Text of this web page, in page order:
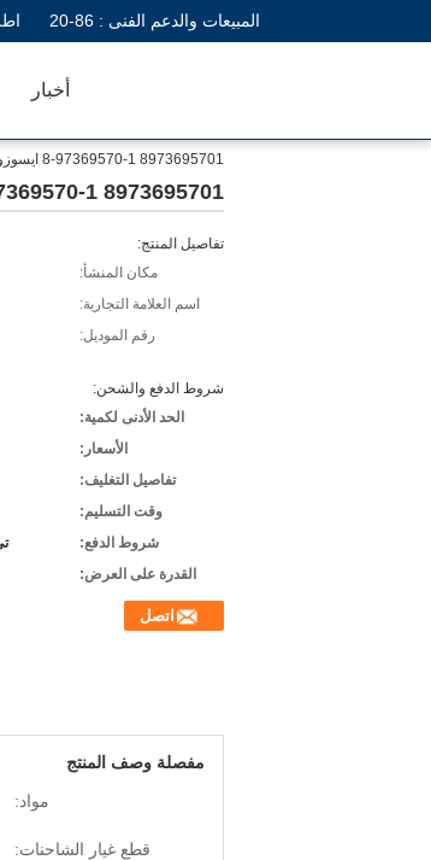
المبيعات والدعم الفنى : 86-20
أخبار
8973695701 8-97369570-1 ايسوزو أجزاء الجسم كشافات ل Isuzu NPR
8973695701 8-97369570-1 ايسوزو أجزاء الجسم كشافات ل Isuzu NPR
تفاصيل المنتج:
مكان المنشأ:
اسم العلامة التجارية:
رقم الموديل:
شروط الدفع والشحن:
الحد الأدنى لكمية:
الأسعار:
تفاصيل التغليف:
وقت التسليم:
شروط الدفع:
القدرة على العرض:
اتصل
مفصلة وصف المنتج
مواد:
قطع غيار الشاحنات: